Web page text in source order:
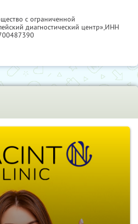
с ограниченной
диагностический центр»,ИНН